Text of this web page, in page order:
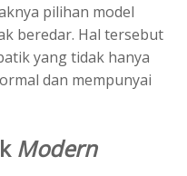
pilihan model
beredar. Hal tersebut
yang tidak hanya
dan mempunyai
Modern